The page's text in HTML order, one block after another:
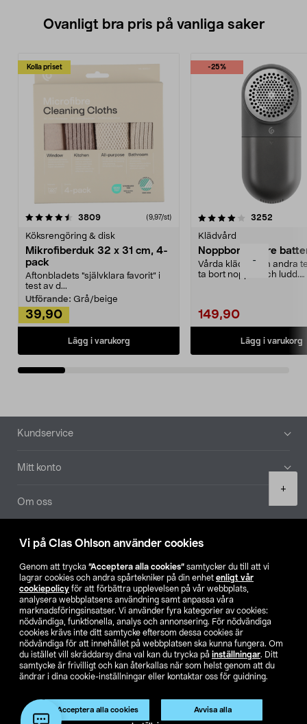
Vi på Clas Ohlson använder cookies
Genom att trycka ”Acceptera alla cookies” samtycker du till att vi
lagrar cookies och andra spårtekniker på din enhet enligt vår
cookiepolicy för att förbättra upplevelsen på vår webbplats,
analysera webbplatsens användning samt anpassa våra
marknadsföringsinsatser. Vi använder fyra kategorier av cookies:
nödvändiga, funktionella, analys och annonsering. För nödvändiga
cookies krävs inte ditt samtycke eftersom dessa cookies är
nödvändiga för att innehållet på webbplatsen ska kunna fungera. Om
du istället vill skräddarsy dina val kan du trycka på inställningar. Ditt
samtycke är frivilligt och kan återkallas när som helst genom att du
ändrar i dina cookie-inställningar eller kontaktar oss för guidning.
Acceptera alla cookies Avvisa alla
-
+
Ovanligt bra pris på vanliga saker
Kolla priset
3809recensioner (9,97/st)
Köksrengöring & disk
Mikrofiberduk 32 x 31 cm, 4-
pack
Aftonbladets "självklara favorit” i
test av d...
Utförande: Grå/beige
39,90
Lägg i varukorg
-25%
4.0av 5 stjärnor 3252
Klädvård
Noppborttagare
Vårda kläder och andra
ta bort noppor och ludd.
149,90
Lägg i varukorg
4.5av 5 stjärnor
Sidfot
Kundservice
Mitt konto
Om oss
Aktuellt
Våra bolag
Hitta butik
SE NO FI